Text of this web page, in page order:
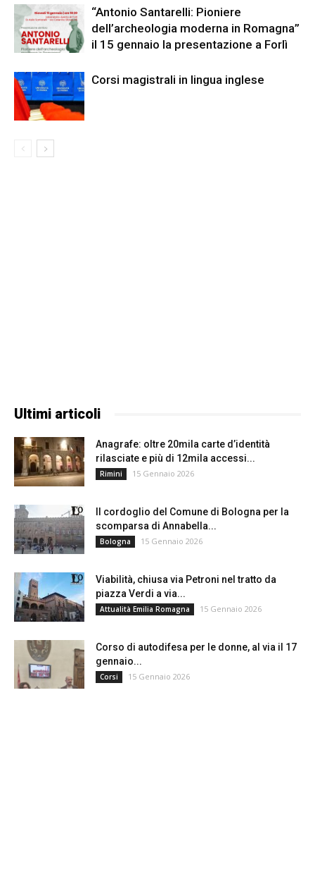
“Antonio Santarelli: Pioniere
dell’archeologia moderna in Romagna”
il 15 gennaio la presentazione a Forlì
Corsi magistrali in lingua inglese
Ultimi articoli
Anagrafe: oltre 20mila carte d’identità
rilasciate e più di 12mila accessi...
Rimini 15 Gennaio 2026
Il cordoglio del Comune di Bologna per la
scomparsa di Annabella...
Bologna 15 Gennaio 2026
Viabilità, chiusa via Petroni nel tratto da
piazza Verdi a via...
Attualità Emilia Romagna 15 Gennaio 2026
Corso di autodifesa per le donne, al via il 17
gennaio...
Corsi 15 Gennaio 2026